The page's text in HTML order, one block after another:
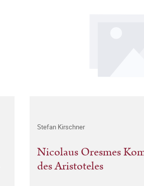
Stefan Kirschner
Nicolaus Oresmes
des Aristoteles